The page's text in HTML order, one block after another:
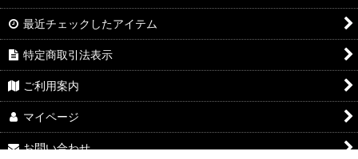
半袖
最近チェックしたアイテム
特定商取引法表示
ご利用案内
マイページ
お問い合わせ